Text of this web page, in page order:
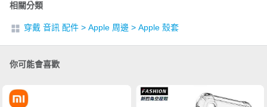
相關分類
穿戴 音訊 配件 > Apple 周邊 > Apple 殼套
你可能會喜歡